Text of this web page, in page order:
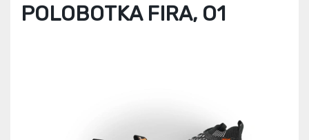
POLOBOTKA FIRA, O1